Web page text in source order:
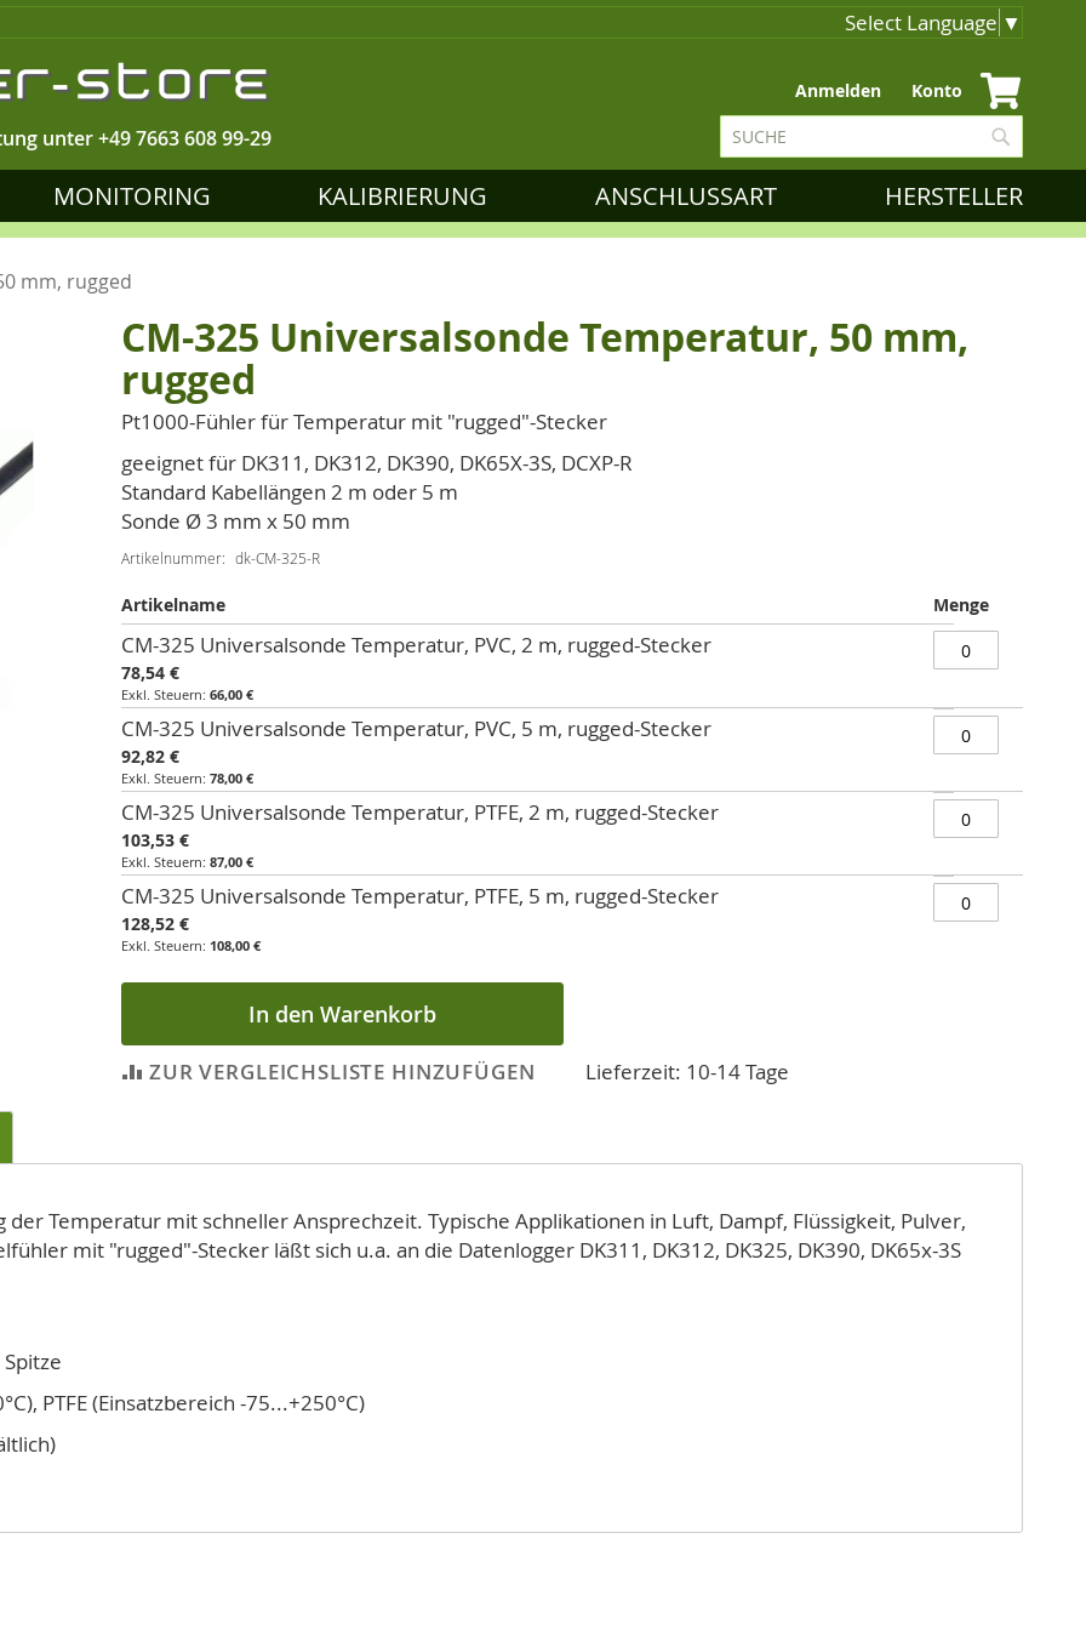
Select Language ▼
unter+49 7663 608 99-29
Zum
Inhalt
springen
Anmelden Konto
Suche
MONITORING KALIBRIERUNG ANSCHLUSSART HERSTELLER
mm, rugged
CM-325 Universalsonde Temperatur, 50 mm,
rugged
Pt1000-Fühler für Temperatur mit "rugged"-Stecker
geeignet für DK311, DK312, DK390, DK65X-3S, DCXP-R
Standard Kabellängen 2 m oder 5 m
Sonde Ø 3 mm x 50 mm
Artikelnummer dk-CM-325-R
Artikel
für
gruppiertes
Produkt
Artikelname Menge
CM-325 Universalsonde Temperatur, PVC, 2 m, rugged-Stecker
78,54 €
66,00 €
CM-325 Universalsonde Temperatur, PVC, 5 m, rugged-Stecker
92,82 €
78,00 €
CM-325 Universalsonde Temperatur, PTFE, 2 m, rugged-Stecker
103,53 €
87,00 €
CM-325 Universalsonde Temperatur, PTFE, 5 m, rugged-Stecker
128,52 €
108,00 €
In den Warenkorb
ZUR VERGLEICHSLISTE HINZUFÜGEN Lieferzeit: 10-14 Tage
Temperatur mit schneller Ansprechzeit. Typische Applikationen in Luft, Dampf, Flüssigkeit, Pulver,
mit "rugged"-Stecker läßt sich u.a. an die Datenlogger DK311, DK312, DK325, DK390, DK65x-3S
PTFE (Einsatzbereich -75...+250°C)